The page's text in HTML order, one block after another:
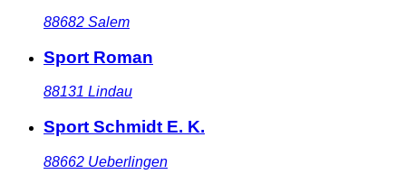
88682 Salem
Sport Roman
88131 Lindau
Sport Schmidt E. K.
88662 Ueberlingen